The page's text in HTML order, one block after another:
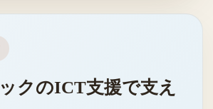
クのICT支援で支え